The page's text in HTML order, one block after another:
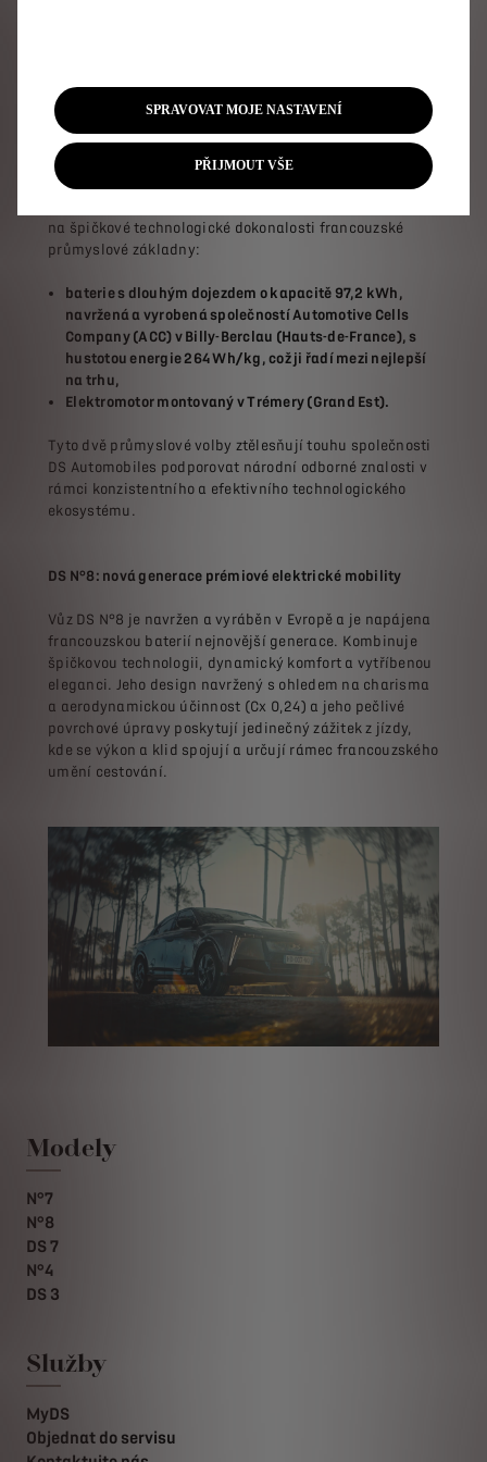
Francouzské inženýrství v srdci
S vozem DS N°8 společnost DS Automobiles ilustruje
na špičkové technologické dokonalosti francouzské
průmyslové základny:
baterie s dlouhým dojezdem o kapacitě 97,2 kWh,
navržená a vyrobená společností Automotive Cells
Company (ACC) v Billy-Berclau (Hauts-de-France), s
hustotou energie 264 Wh/kg, což ji řadí mezi nejlepší
na trhu,
Elektromotor montovaný v Trémery (Grand Est).
Tyto dvě průmyslové volby ztělesňují touhu společnosti
DS Automobiles podporovat národní odborné znalosti v
rámci konzistentního a efektivního technologického
ekosystému.
DS N°8: nová generace prémiové elektrické mobility
Vůz DS N°8 je navržen a vyráběn v Evropě a je napájena
francouzskou baterií nejnovější generace. Kombinuje
špičkovou technologii, dynamický komfort a vytříbenou
eleganci. Jeho design navržený s ohledem na charisma
a aerodynamickou účinnost (Cx 0,24) a jeho pečlivé
povrchové úpravy poskytují jedinečný zážitek z jízdy,
kde se výkon a klid spojují a určují rámec francouzského
umění cestování.
Modely
N°7
N°8
DS 7
N°4
DS 3
Služby
MyDS
Objednat do servisu
SPRAVOVAT MOJE NASTAVENÍ
PŘIJMOUT VŠE